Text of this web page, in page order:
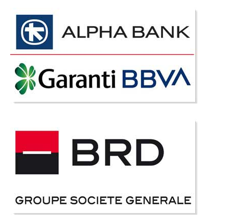
-39%
lux ⭐
Comoda tv alba lucioasa de lux – Helen ⭐ cu panou de perete polita si
dulap incluse in pret Livingul dvs. merita o amenajare de exceptie iar
comoda lunga pentru televizor este piesa centrala intr-un ambient modern
si elegant. Alb fildes lucios este o n..